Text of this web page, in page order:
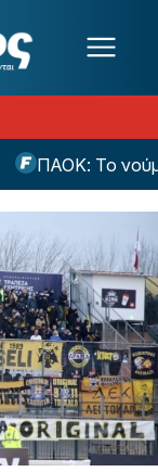
ΠΑΟΚ: Το